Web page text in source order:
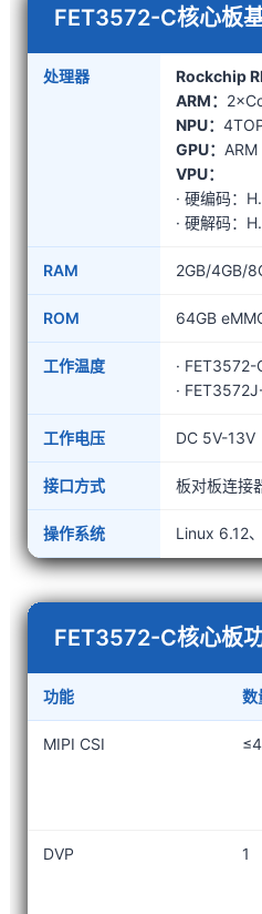
FET3572-C核心板
处理器
Rockchip
ARM：
NPU：
GPU：
VPU：
· 硬编码：
· 硬解码：
RAM 2GB/4GB/
ROM 64GB
工作温度
·
·
工作电压 DC 5V-13V
接口方式 板对板连接
操作系统 Linux 6.12
FET3572-C核心板
功能 数
MIPI CSI ≤4
DVP 1